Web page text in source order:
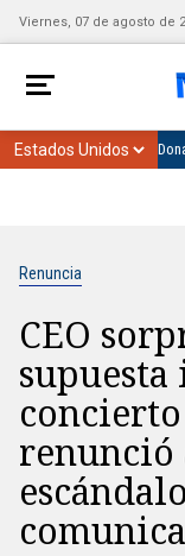
Viernes, 07 de agosto de
Renuncia
CEO
renunció